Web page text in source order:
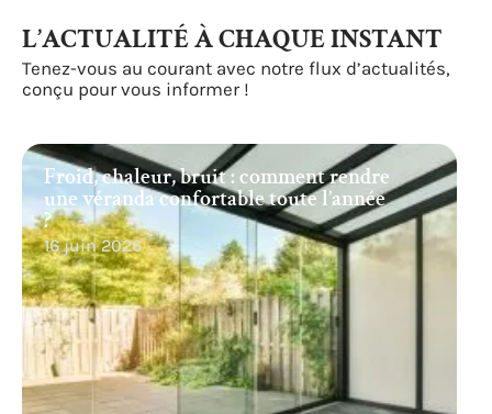
L’ACTUALITÉ À CHAQUE INSTANT
Tenez-vous au courant avec notre flux d’actualités,
conçu pour vous informer !
Froid, chaleur, bruit : comment rendre
une véranda confortable toute l’année
?
16 juin 2026